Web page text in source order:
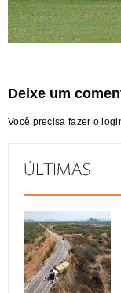
Deixe um
Você precisa fazer o